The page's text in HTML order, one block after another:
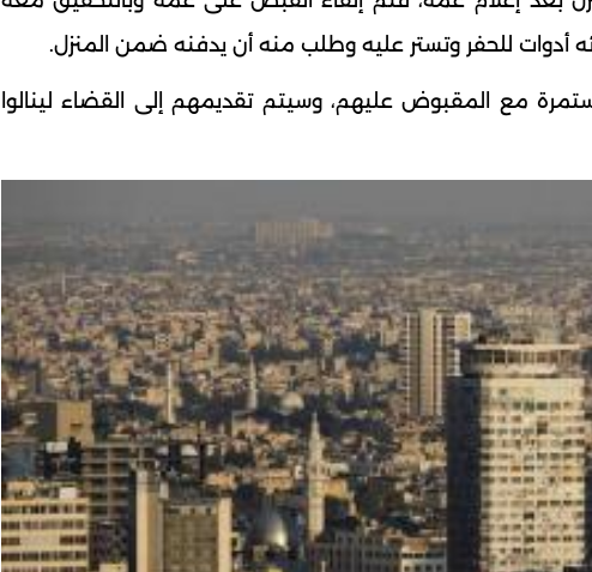
أدوات للحفر وتستر عليه وطلب منه أن يدفنه ضمن المنزل.
مع المقبوض عليهم، وسيتم تقديمهم إلى القضاء لينالوا